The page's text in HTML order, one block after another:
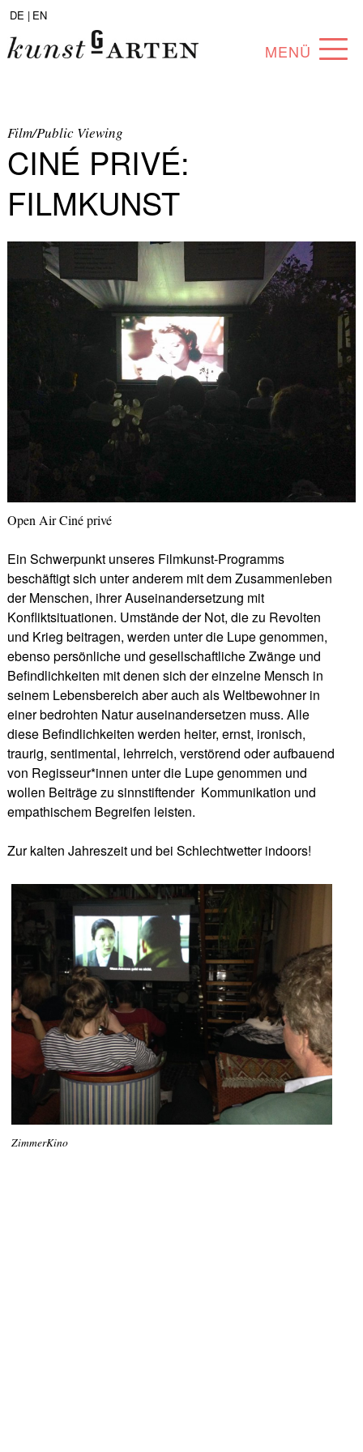
DE | EN
MENÜ
SAMMLUNG
KÜNSTLER*INNEN
PARTNER*INNEN
ANGEBOTE
Film/Public Viewing
CINÉ PRIVÉ:
FILMKUNST
Open Air Ciné privé
Ein Schwerpunkt unseres Filmkunst-Programms
beschäftigt sich unter anderem mit dem Zusammenleben
der Menschen, ihrer Auseinandersetzung mit
Konfliktsituationen. Umstände der Not, die zu Revolten
und Krieg beitragen, werden unter die Lupe genommen,
ebenso persönliche und gesellschaftliche Zwänge und
Befindlichkeiten mit denen sich der einzelne Mensch in
seinem Lebensbereich aber auch als Weltbewohner in
einer bedrohten Natur auseinandersetzen muss. Alle
diese Befindlichkeiten werden heiter, ernst, ironisch,
traurig, sentimental, lehrreich, verstörend oder aufbauend
von Regisseur*innen unter die Lupe genommen und
wollen Beiträge zu sinnstiftender Kommunikation und
empathischem Begreifen leisten.
Zur kalten Jahreszeit und bei Schlechtwetter indoors!
ZimmerKino